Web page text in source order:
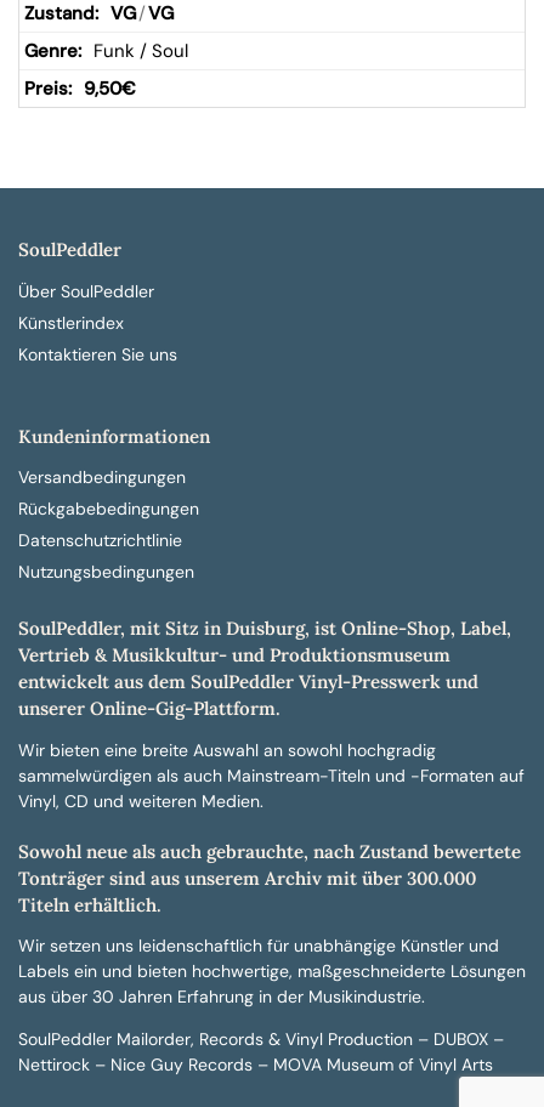
VG/VG
Funk / Soul
9,50€
SoulPeddler
Über SoulPeddler
Künstlerindex
Kontaktieren Sie uns
Kundeninformationen
Versandbedingungen
Rückgabebedingungen
Datenschutzrichtlinie
Nutzungsbedingungen
SoulPeddler, mit Sitz in Duisburg, ist Online-Shop, Label,
Vertrieb & Musikkultur- und Produktionsmuseum
entwickelt aus dem SoulPeddler Vinyl-Presswerk und
unserer Online-Gig-Plattform.
Wir bieten eine breite Auswahl an sowohl hochgradig
sammelwürdigen als auch Mainstream-Titeln und -Formaten auf
Vinyl, CD und weiteren Medien.
Sowohl neue als auch gebrauchte, nach Zustand bewertete
Tonträger sind aus unserem Archiv mit über 300.000
Titeln erhältlich.
Wir setzen uns leidenschaftlich für unabhängige Künstler und
Labels ein und bieten hochwertige, maßgeschneiderte Lösungen
aus über 30 Jahren Erfahrung in der Musikindustrie.
SoulPeddler Mailorder, Records & Vinyl Production – DUBOX –
Nettirock – Nice Guy Records – MOVA Museum of Vinyl Arts